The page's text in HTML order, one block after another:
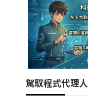
駕馭程式代理人